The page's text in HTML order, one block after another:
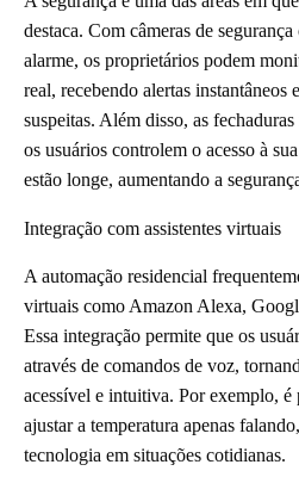
destaca. Com câmeras de
alarme, os proprietários podem
real, recebendo alertas instantâneos
suspeitas. Além disso, as
os usuários controlem o acesso à
estão longe, aumentando a
Integração com assistentes virtuais
A automação residencial
virtuais como Amazon Alexa,
Essa integração permite que os
através de comandos de voz,
acessível e intuitiva. Por exemplo, é
ajustar a temperatura apenas
tecnologia em situações cotidianas.